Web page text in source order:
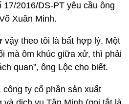
17/2016/DS-PT yêu cầu ông
Xuân Minh.
vậy theo tôi là bất hợp lý. Một
mà ôm khúc giữa xử, thì phải
quan”, ông Lộc cho biết.
ty cổ phần sản xuất